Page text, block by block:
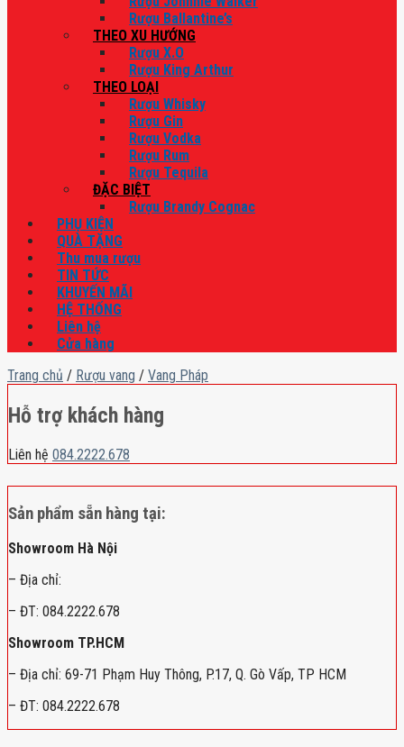
Rượu Ballantine’s
THEO XU HƯỚNG
Rượu X.O
Rượu King Arthur
THEO LOẠI
Rượu Whisky
Rượu Gin
Rượu Vodka
Rượu Rum
Rượu Tequila
ĐẶC BIỆT
Rượu Brandy Cognac
PHỤ KIỆN
QUÀ TẶNG
Thu mua rượu
TIN TỨC
KHUYẾN MÃI
HỆ THỐNG
Liên hệ
Cửa hàng
Trang chủ / Rượu vang / Vang Pháp
Hỗ trợ khách hàng
Liên hệ 084.2222.678
Sản phẩm sẵn hàng tại:
Showroom Hà Nội
– Địa chỉ:
– ĐT: 084.2222.678
Showroom TP.HCM
– Địa chỉ: 69-71 Phạm Huy Thông, P.17, Q. Gò Vấp, TP HCM
– ĐT: 084.2222.678